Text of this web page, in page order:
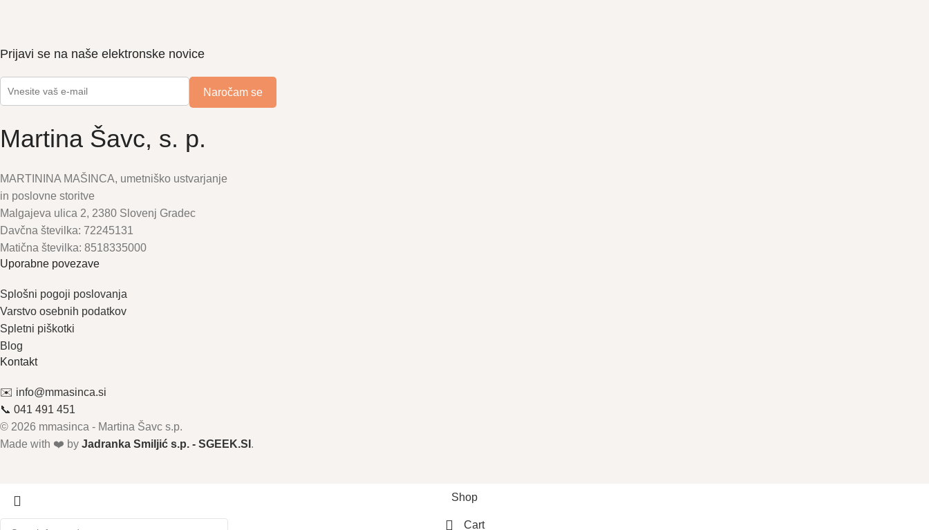
Prijavi se na naše elektronske novice
Martina Šavc, s. p.
MARTININA MAŠINCA, umetniško ustvarjanje
in poslovne storitve
Malgajeva ulica 2, 2380 Slovenj Gradec
Davčna številka: 72245131
Matična številka: 8518335000
Uporabne povezave
Splošni pogoji poslovanja
Varstvo osebnih podatkov
Spletni piškotki
Blog
Kontakt
✉️ info@mmasinca.si
📞 041 491 451
© 2026 mmasinca - Martina Šavc s.p.
Made with ❤️ by Jadranka Smiljić s.p. - SGEEK.SI .
Shop
Cart